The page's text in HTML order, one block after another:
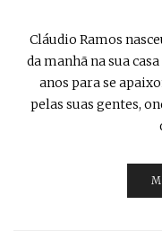
Cláudio Ramos
da manhã na sua
anos para se
pelas suas gentes,